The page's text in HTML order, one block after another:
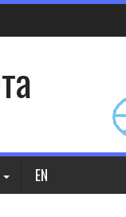
EN